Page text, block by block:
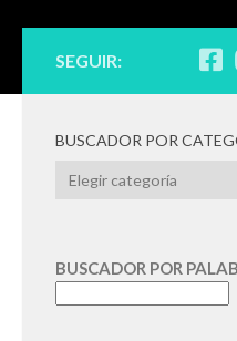
SEGUIR:
BUSCADOR POR
BUSCADOR
BUSCADOR POR